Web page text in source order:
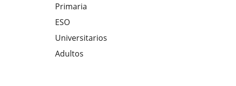
Primaria
ESO
Universitarios
Adultos